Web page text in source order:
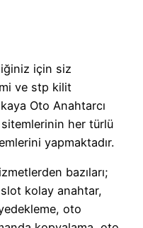
için siz
ve stp kilit
Oto Anahtarcı
her türlü
yapmaktadır.
bazıları;
kolay anahtar,
oto